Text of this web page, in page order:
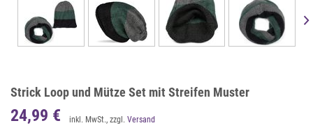
Strick Loop und Mütze Set mit Streifen Muster
24,99 € inkl. MwSt., zzgl. Versand